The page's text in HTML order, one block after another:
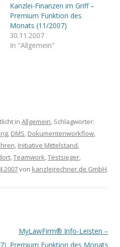
Kanzlei-Finanzen im Griff –
Premium Funktion des
Monats (11/2007)
30.11.2007
In "Allgemein"
in Allgemein, Schlagwörter:
, DMS, Dokumentenworkflow,
, Initiative Mittelstand,
,Teamwork,Testsieger,
von kanzleirechner.de GmbH.
MyLawFirm® Info-Leisten –
Premium Funktion des Monats